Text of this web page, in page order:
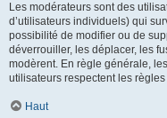
Les modérateurs sont des
d’utilisateurs individuels) qui
possibilité de modifier ou de
déverrouiller, les déplacer, les
modèrent. En règle générale,
utilisateurs respectent les
Haut